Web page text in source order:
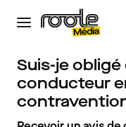
Suis-je
conducteur